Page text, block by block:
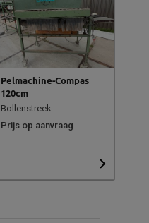
Pelmachine-Compas
120cm
Bollenstreek
Prijs op aanvraag